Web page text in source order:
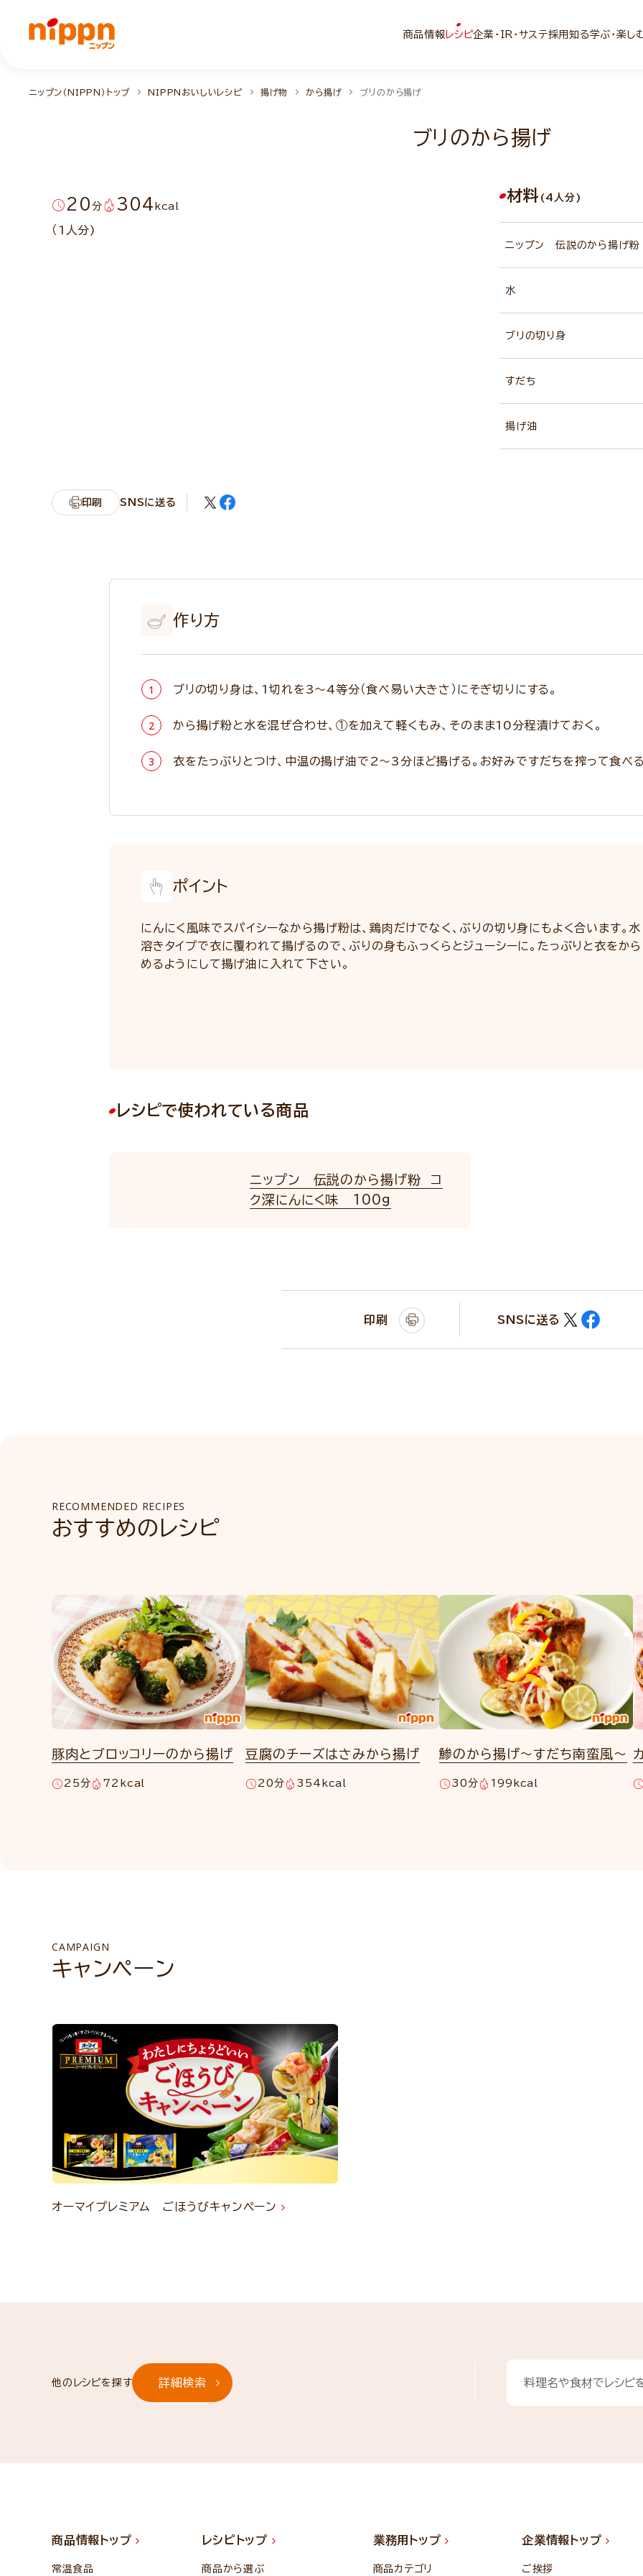
商品情報 レシピ企業・IR・サステ採用知る学ぶ・楽し
ニップン（NIPPN）トップ NIPPNおいしいレシピ 揚げ物 から揚げ ブリのから揚げ
ブリのから揚げ
20 分 304 kcal
（1人分)
材料 (4人分)
ニップン 伝説のから揚げ粉
水
ブリの切り身
すだち
揚げ油
印刷 SNSに送る
作り方
ブリの切り身は、1切れを3～4等分（食べ易い大きさ）にそぎ切りにする。
から揚げ粉と水を混ぜ合わせ、①を加えて軽くもみ、そのまま10分程漬けておく。
衣をたっぷりとつけ、中温の揚げ油で2～3分ほど揚げる。お好みですだちを搾って食べる
ポイント
にんにく風味でスパイシーなから揚げ粉は、鶏肉だけでなく、ぶりの切り身にもよく合います。水
溶きタイプで衣に覆われて揚げるので、ぶりの身もふっくらとジューシーに。たっぷりと衣をから
めるようにして揚げ油に入れて下さい。
レシピで使われている商品
ニップン 伝説のから揚げ粉 コ
ク深にんにく味 100g
印刷 SNSに送る
RECOMMENDED RECIPES
おすすめのレシピ
豚肉とブロッコリーのから揚げ
25分 72kcal
豆腐のチーズはさみから揚げ
20分 354kcal
鯵のから揚げ～すだち南蛮風～
30分 199kcal
CAMPAIGN
キャンペーン
オーマイプレミアム ごほうびキャンペーン
他のレシピを探す 詳細検索
商品情報トップ
常温食品
レシピトップ
商品から選ぶ
業務用トップ
商品カテゴリ
企業情報トップ
ご挨拶